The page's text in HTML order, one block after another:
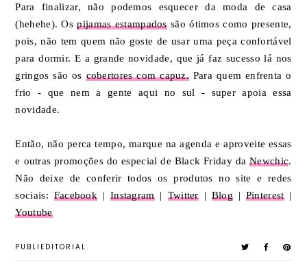
Para finalizar, não podemos esquecer da moda de casa
(hehehe). Ospijamas estampadossão ótimos como presente,
pois, não tem quem não goste de usar uma peça confortável
para dormir. E a grande novidade, que já faz sucesso lá nos
gringos são os cobertores com capuz. Para quem enfrenta o
frio - que nem a gente aqui no sul - super apoia essa
novidade.
Então, não perca tempo, marque na agenda e aproveite essas
e outras promoções do especial de Black Friday daNewchic.
Não deixe de conferir todos os produtos no site e redes
sociais: Facebook | Instagram| Twitter| Blog| Pinterest|
Youtube
PUBLIEDITORIAL